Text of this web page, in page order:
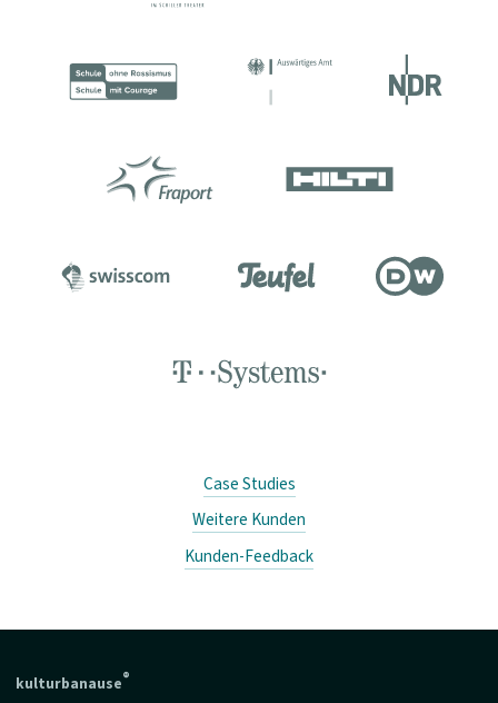
Case Studies
Weitere Kunden
Kunden-Feedback
kulturbanause®